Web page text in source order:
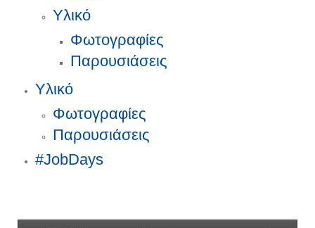
Υλικό
Φωτογραφίες
Παρουσιάσεις
Υλικό
Φωτογραφίες
Παρουσιάσεις
#JobDays